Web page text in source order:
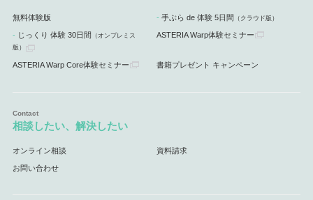
無料体験版 手ぶら de 体験 5日間 （クラウド版）
じっくり 体験 30日間 （オンプレミス
版）
ASTERIA Warp体験セミナー
ASTERIA Warp Core体験セミナー 書籍プレゼント キャンペーン
相談したい、解決したい
オンライン相談 資料請求
お問い合わせ